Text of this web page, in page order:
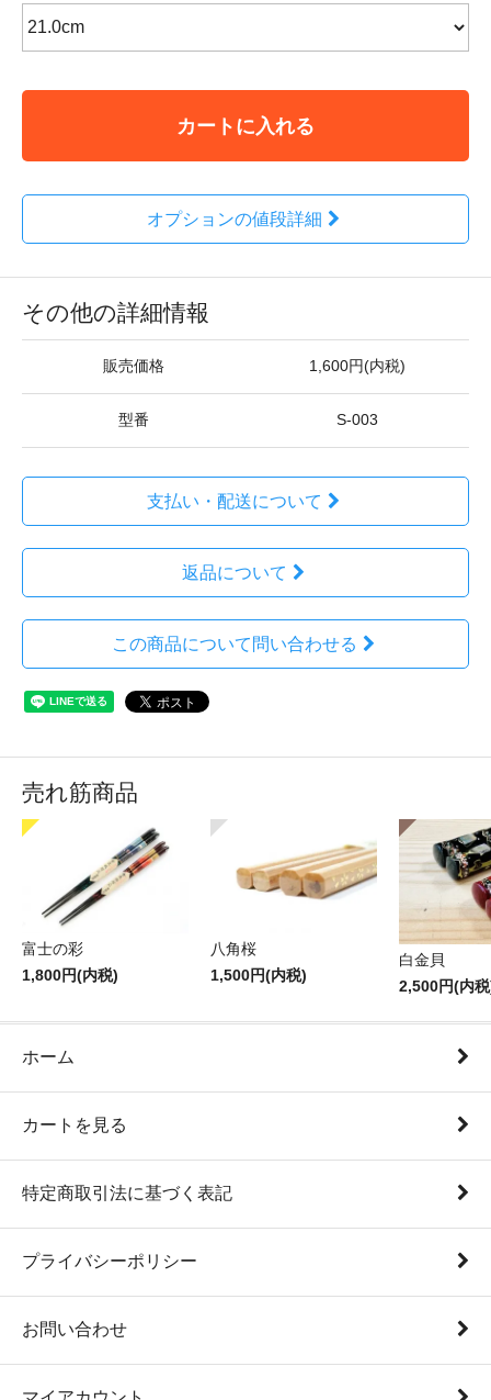
カートに入れる
オプションの値段詳細
その他の詳細情報
販売価格 1,600円(内税)
型番 S-003
支払い・配送について
返品について
この商品について問い合わせる
売れ筋商品
富士の彩
1,800円(内税)
八角桜
1,500円(内税)
白金貝
2,500円(内
ホーム
カートを見る
特定商取引法に基づく表記
プライバシーポリシー
お問い合わせ